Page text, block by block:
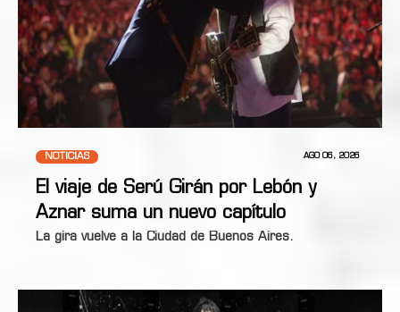
NOTICIAS AGO 06, 2026
El viaje de Serú Girán por Lebón y
Aznar suma un nuevo capítulo
La gira vuelve a la Ciudad de Buenos Aires.